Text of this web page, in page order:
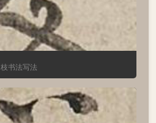
枝书法写法